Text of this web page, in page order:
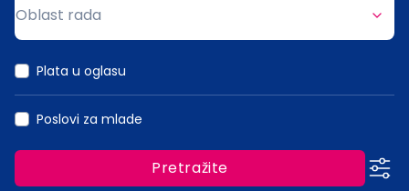
Oblast rada
Plata u oglasu
Poslovi za mlade
Pretražite